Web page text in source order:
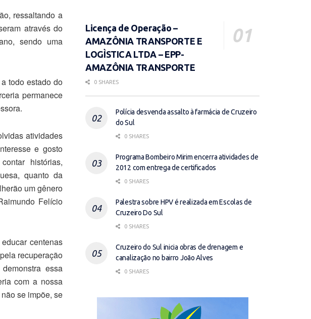
ressaltando a
através do
sendo uma
todo estado do
permanece
atividades
e gosto
histórias,
quanto da
um gênero
Felício
centenas
recuperação
essa
com a nossa
se impõe, se
Licença de Operação –
AMAZÔNIA TRANSPORTE E
LOGÌSTICA LTDA – EPP-
AMAZÔNIA TRANSPORTE
0 SHARES
Polícia desvenda assalto à farmácia de Cruzeiro
do Sul
0 SHARES
Programa Bombeiro Mirim encerra atividades de
2012 com entrega de certificados
0 SHARES
Palestra sobre HPV é realizada em Escolas de
Cruzeiro Do Sul
0 SHARES
Cruzeiro do Sul inicia obras de drenagem e
canalização no bairro João Alves
0 SHARES